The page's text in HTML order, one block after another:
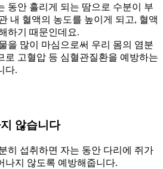
동안 흘리게 되는 땀으로 수분이 부
내 혈액의 농도를 높이게 되고, 혈액
하기 때문인데요.
을 많이 마심으로써 우리 몸의 염분
로 고혈압 등 심혈관질환을 예방하는
다.
않습니다
히 섭취하면 자는 동안 다리에 쥐가
나지 않도록 예방해줍니다.